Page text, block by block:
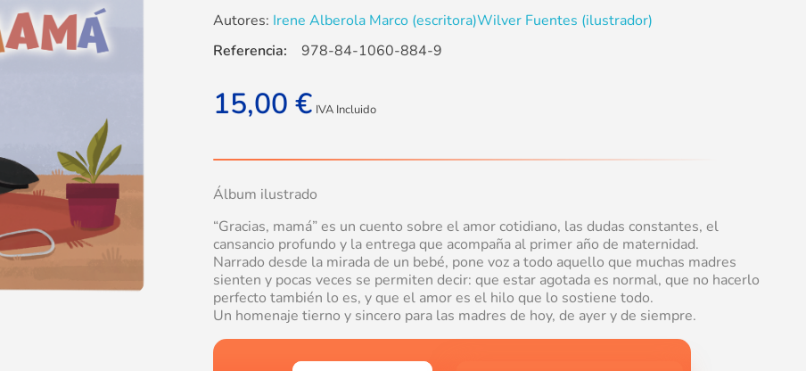
Autores: Irene Alberola Marco (escritora)Wilver Fuentes (ilustrador)
15,00 € IVA Incluido
Álbum ilustrado
“Gracias, mamá” es un cuento sobre el amor cotidiano, las dudas constantes, el
cansancio profundo y la entrega que acompaña al primer año de maternidad.
Narrado desde la mirada de un bebé, pone voz a todo aquello que muchas madres
sienten y pocas veces se permiten decir: que estar agotada es normal, que no hacerlo
perfecto también lo es, y que el amor es el hilo que lo sostiene todo.
Un homenaje tierno y sincero para las madres de hoy, de ayer y de siempre.
Referencia: 978-84-1060-884-9